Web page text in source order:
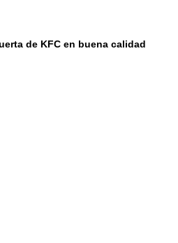
de KFC en buena calidad